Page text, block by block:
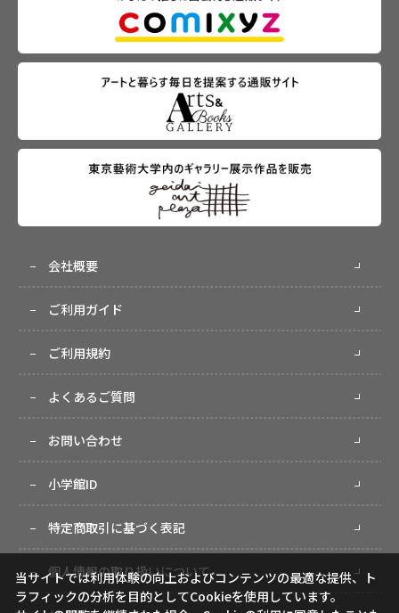
会社概要
ご利用ガイド
ご利用規約
よくあるご質問
お問い合わせ
小学館ID
特定商取引に基づく表記
個人情報の取り扱いについて
当サイトでは利用体験の向上およびコンテンツの最適な提供、ト
ラフィックの分析を目的としてCookieを使用しています。